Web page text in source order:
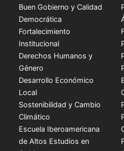
Buen Gobierno y Calidad
Democrática
Fortalecimiento
Institucional
Derechos Humanos y
Género
Desarrollo Económico
Local
Sostenibilidad y Cambio
Climático
Escuela Iberoamericana
de Altos Estudios en